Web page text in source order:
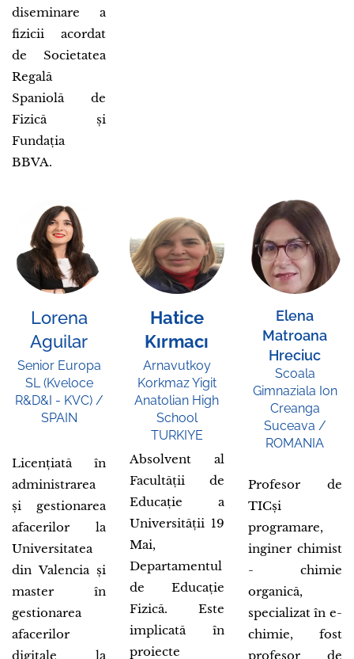
diseminare a
fizicii acordat
de Societatea
Regală
Spaniolă de
Fizică și
Fundația
BBVA.
Lorena
Aguilar
Senior Europa
SL (Kveloce
R&D&I - KVC) /
SPAIN
Licențiată în
administrarea
și gestionarea
afacerilor la
Universitatea
din Valencia și
master în
gestionarea
afacerilor
digitale la
Hatice
Kırmacı
Arnavutkoy
Korkmaz Yigit
Anatolian High
School
TURKIYE
Absolvent al
Facultății de
Educație a
Universității 19
Mai,
Departamentul
de Educație
Fizică. Este
implicată în
proiecte
Elena
Matroana
Hreciuc
Scoala
Gimnaziala Ion
Creanga
Suceava /
ROMANIA
Profesor de
TICși
programare,
inginer chimist
- chimie
organică,
specializat în e-
chimie, fost
profesor de